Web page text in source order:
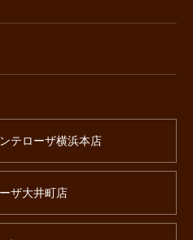
テローザ横浜本店
ザ大井町店